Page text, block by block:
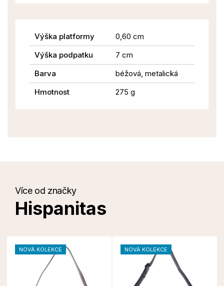
Výška platformy
0,60 cm
Výška podpatku
7 cm
Barva
béžová, metalická
Hmotnost
275 g
Více od značky
Hispanitas
NOVÁ KOLEKCE NOVÁ KOLEKCE